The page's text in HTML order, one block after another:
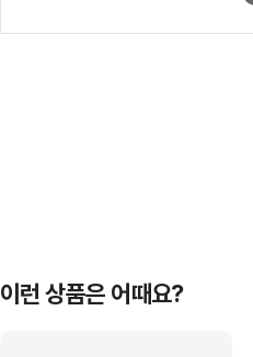
이런 상품은 어때요?